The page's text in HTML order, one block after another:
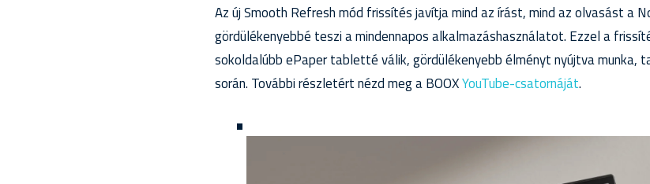
Az új Smooth Refresh mód frissítés javítja mind az írást, mind az olvasást a
gördülékenyebbé teszi a mindennapos alkalmazáshasználatot. Ezzel a
sokoldalúbb ePaper tabletté válik, gördülékenyebb élményt nyújtva munka,
során. További részletért nézd meg a BOOXYouTube-csatornáját.